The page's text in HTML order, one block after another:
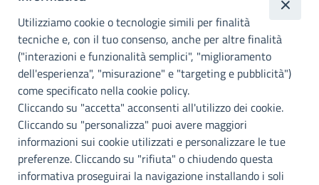
Palermo
Info e contatti
Città Metropoliitana di Palermo
Via Maqueda, 100 - 90134 - Palermo
Cod. Fisc. 80021470820
PEC: cm.pa@cert.cittametropolitana.pa.it
I nostri canali social
Utilizziamo cookie o tecnologie simili per finalità
tecniche e, con il tuo consenso, anche per altre finalità
("interazioni e funzionalità semplici", "miglioramento
dell'esperienza", "misurazione" e "targeting e pubblicità")
come specificato nella cookie policy.
Cliccando su "accetta" acconsenti all'utilizzo dei cookie.
Cliccando su "personalizza" puoi avere maggiori
informazioni sui cookie utilizzati e personalizzare le tue
preferenze. Cliccando su "rifiuta" o chiudendo questa
informativa proseguirai la navigazione installando i soli